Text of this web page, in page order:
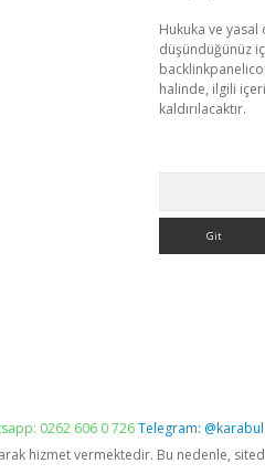
Hukuka ve yasal
düşündüğünüz
halinde, ilgili
kaldırılacaktır.
0262 606 0 726Telegram: @karabul
hizmet vermektedir. Bu nedenle,